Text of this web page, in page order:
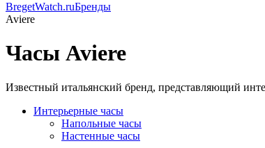
BregetWatch.ruБренды
Aviere
Часы Aviere
Известный итальянский бренд, представляющий
Интерьерные часы
Напольные часы
Настенные часы